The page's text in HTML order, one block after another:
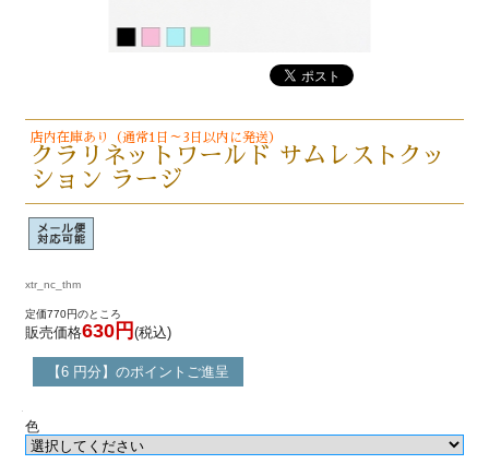
店内在庫あり（通常1日～3日以内に発送）
クラリネットワールド サムレストクッ
ション ラージ
xtr_nc_thm
定価770円のところ
販売価格630円 (税込)
【6 円分】のポイントご進呈
色